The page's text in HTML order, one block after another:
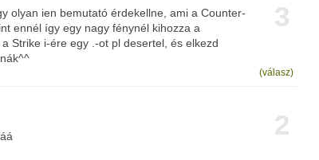
3
olyan ien bemutató érdekellne, ami a Counter-
ennél így egy nagy fénynél kihozza a
Strike i-ére egy .-ot pl desertel, és elkezd
(válasz)
2